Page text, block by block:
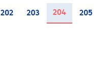
202 203 204(current)
205